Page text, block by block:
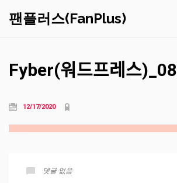
팬플러스(FanPlus)
Fyber(워드프레스)_08
12/17/2020
댓글 없음